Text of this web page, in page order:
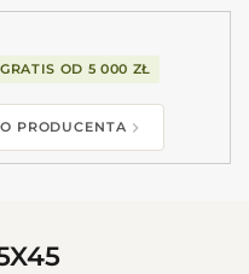
GRATIS OD 5 000 ZŁ
PRODUCENTA